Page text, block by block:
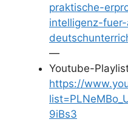
praktische-
intelligenz-
—
Youtube-
https://
9iBs3